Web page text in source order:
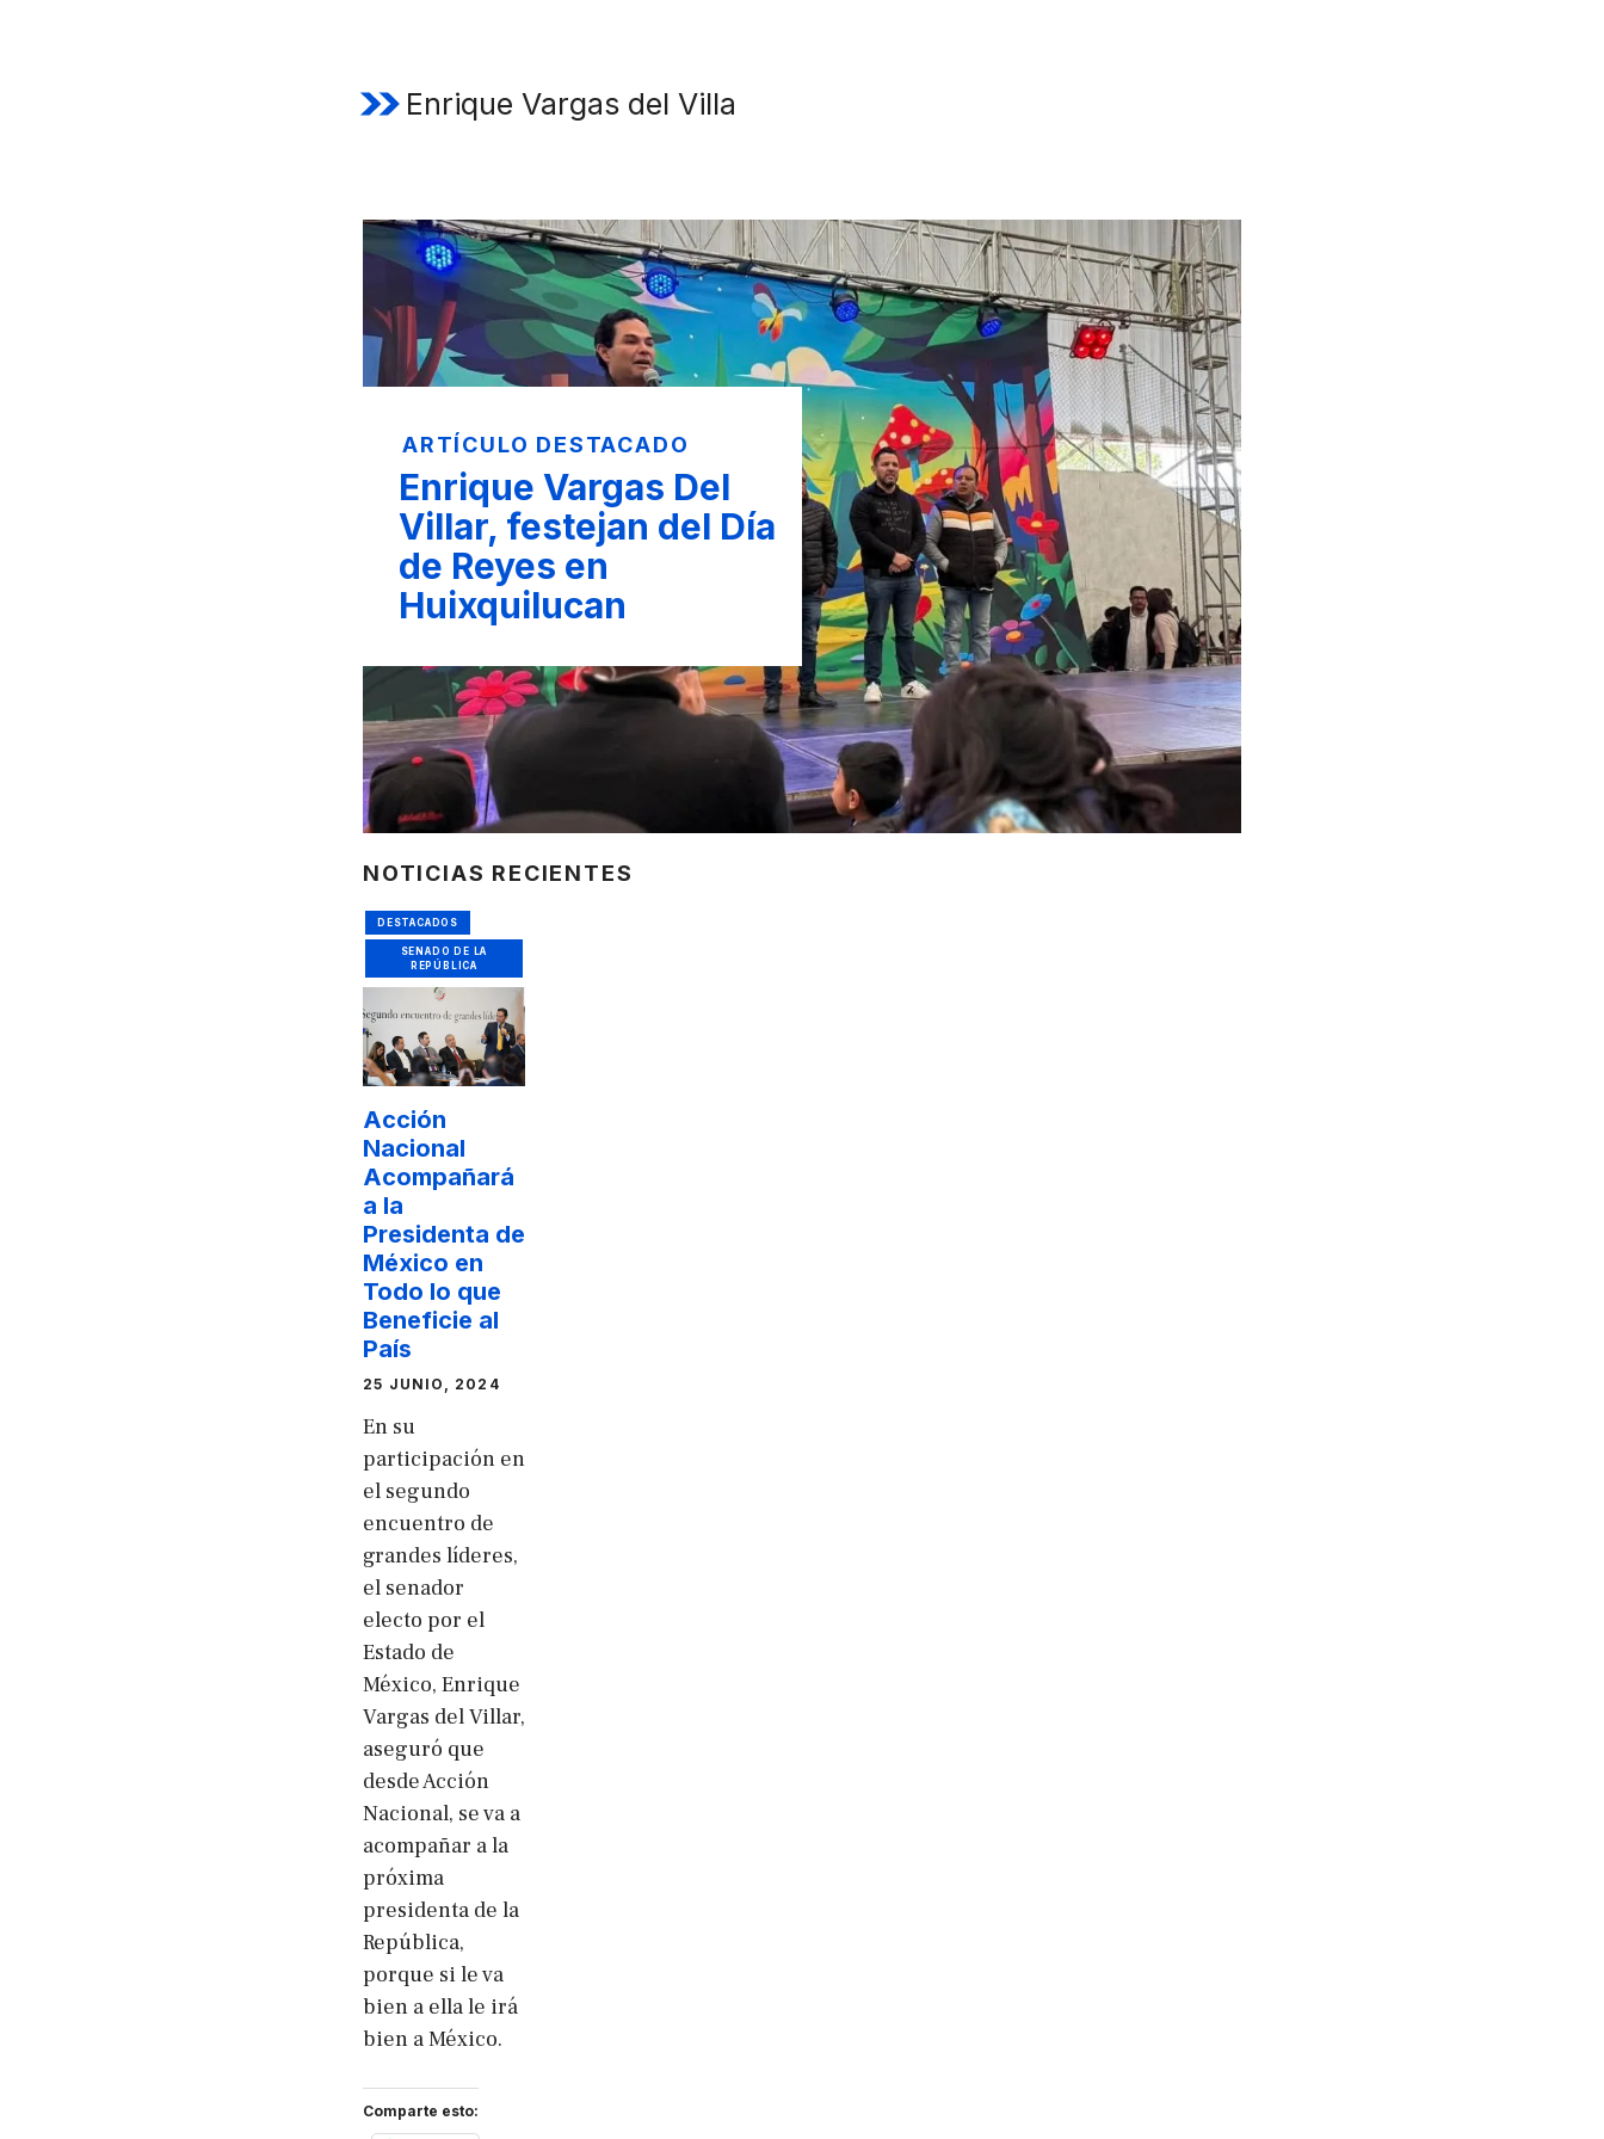
Enrique Vargas del Villa
ARTÍCULO DESTACADO
Enrique Vargas Del
Villar, festejan del Día
de Reyes en
Huixquilucan
NOTICIAS RECIENTES
DESTACADOS
SENADO DE LA
REPÚBLICA
Acción
Nacional
Acompañará
a la
Presidenta de
México en
Todo lo que
Beneficie al
País
25 JUNIO, 2024
En su
participación en
el segundo
encuentro de
grandes líderes,
el senador
electo por el
Estado de
México, Enrique
Vargas del Villar,
aseguró que
desde Acción
Nacional, se va a
acompañar a la
próxima
presidenta de la
República,
porque si le va
bien a ella le irá
bien a México.
Comparte esto: